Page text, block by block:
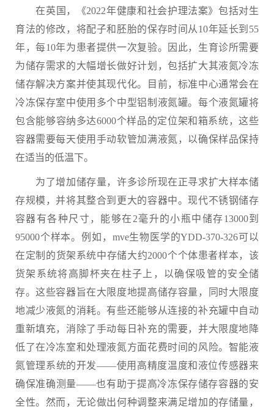
在英国，《2022年健康和社会护理法案》包括对生
育法的修改，将配子和胚胎的保存时间从10年延长到55
年，每10年为患者提供一次复验。因此，生育诊所需要
为储存需求的大幅增长做好计划，包括扩大其液氮冷冻
储存解决方案并使其现代化。目前，标准中心通常会在
冷冻保存室中使用多个中型铝制液氮罐。每个液氮罐将
包含能够容纳多达6000个样品的定位架和箱系统，这些
容器需要每天使用手动软管加满液氮，以确保样品保持
在适当的低温下。
为了增加储存量，许多诊所现在正寻求扩大样本储
存规模，并将其整合到更大的容器中。现代不锈钢储存
容器有各种尺寸，能够在2毫升的小瓶中储存13000到
95000个样本。例如，mve生物医学的YDD-370-326可以
在定制的货架系统中存储大约2000个个体患者样本，该
货架系统将高脚杯夹在柱子上，以确保吸管的安全储
存。这些容器旨在大限度地提高储存容量，同时大限度
地减少液氮的消耗。有些还能够从连接的补充罐中自动
重新填充，消除了手动每日补充的需要，并大限度地降
低了在冷冻室和处理液氮方面花费时间的风险。智能液
氮管理系统的开发——使用高精度温度和液位传感器来
确保准确测量——也有助于提高冷冻保存储存容器的安
全性。然而，无论做出何种调整来满足增加的存储量，